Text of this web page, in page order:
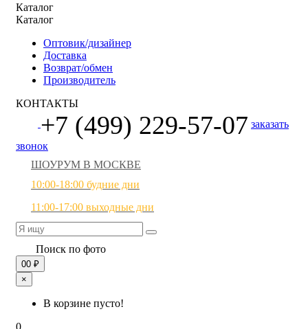
Каталог
Каталог
Оптовик/дизайнер
Доставка
Возврат/обмен
Производитель
КОНТАКТЫ
+7 (499) 229-57-07 заказать
звонок
ШОУРУМ В МОСКВЕ
10:00-18:00 будние дни
11:00-17:00 выходные дни
Поиск по фото
00 ₽
×
В корзине пусто!
0